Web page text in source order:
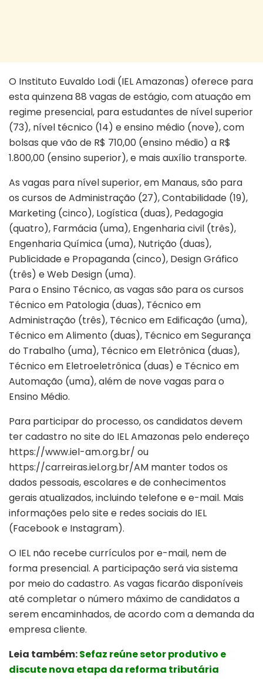
O Instituto Euvaldo Lodi (IEL Amazonas) oferece para
esta quinzena 88 vagas de estágio, com atuação em
regime presencial, para estudantes de nível superior
(73), nível técnico (14) e ensino médio (nove), com
bolsas que vão de R$ 710,00 (ensino médio) a R$
1.800,00 (ensino superior), e mais auxílio transporte.
As vagas para nível superior, em Manaus, são para
os cursos de Administração (27), Contabilidade (19),
Marketing (cinco), Logística (duas), Pedagogia
(quatro), Farmácia (uma), Engenharia civil (três),
Engenharia Química (uma), Nutrição (duas),
Publicidade e Propaganda (cinco), Design Gráfico
(três) e Web Design (uma).
Para o Ensino Técnico, as vagas são para os cursos
Técnico em Patologia (duas), Técnico em
Administração (três), Técnico em Edificação (uma),
Técnico em Alimento (duas), Técnico em Segurança
do Trabalho (uma), Técnico em Eletrônica (duas),
Técnico em Eletroeletrônica (duas) e Técnico em
Automação (uma), além de nove vagas para o
Ensino Médio.
Para participar do processo, os candidatos devem
ter cadastro no site do IEL Amazonas pelo endereço
https://www.iel-am.org.br/ ou
https://carreiras.iel.org.br/AM manter todos os
dados pessoais, escolares e de conhecimentos
gerais atualizados, incluindo telefone e e-mail. Mais
informações pelo site e redes sociais do IEL
(Facebook e Instagram).
O IEL não recebe currículos por e-mail, nem de
forma presencial. A participação será via sistema
por meio do cadastro. As vagas ficarão disponíveis
até completar o número máximo de candidatos a
serem encaminhados, de acordo com a demanda da
empresa cliente.
Leia também:Sefaz reúne setor produtivo e
discute nova etapa da reforma tributária